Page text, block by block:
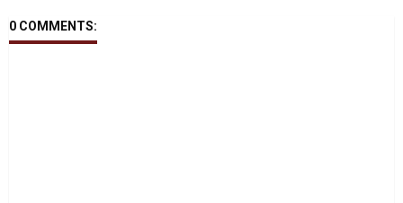
0 COMMENTS: